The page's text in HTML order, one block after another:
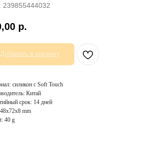
239855444032
р.
Добавить в корзину
силикон с Soft Touch
Китай
срок: 14 дней
mm
40 g